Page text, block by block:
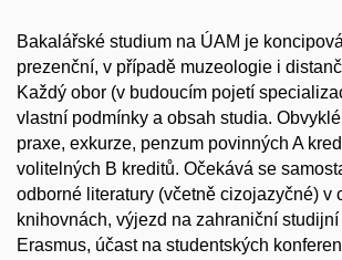
Bakalářské studium na ÚAM je
prezenční, v případě muzeologie i
Každý obor (v budoucím pojetí
vlastní podmínky a obsah studia.
praxe, exkurze, penzum povinných A
volitelných B kreditů. Očekává se
odborné literatury (včetně cizojazyčné) v
knihovnách, výjezd na zahraniční studijní
Erasmus, účast na studentských